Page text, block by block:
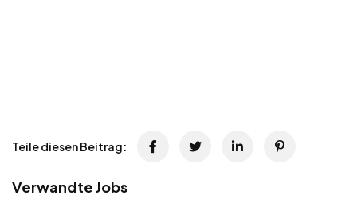
Teile diesen Beitrag:
Verwandte Jobs